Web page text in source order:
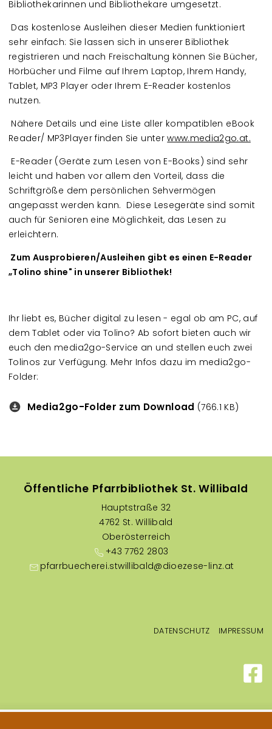
Bibliothekarinnen und Bibliothekare umgesetzt.
Das kostenlose Ausleihen dieser Medien funktioniert
sehr einfach: Sie lassen sich in unserer Bibliothek
registrieren und nach Freischaltung können Sie Bücher,
Hörbücher und Filme auf Ihrem Laptop, Ihrem Handy,
Tablet, MP3 Player oder Ihrem E-Reader kostenlos
nutzen.
Nähere Details und eine Liste aller kompatiblen eBook
Reader/ MP3Player finden Sie unterwww.media2go.at.
E-Reader (Geräte zum Lesen von E-Books) sind sehr
leicht und haben vor allem den Vorteil, dass die
Schriftgröße dem persönlichen Sehvermögen
angepasst werden kann. Diese Lesegeräte sind somit
auch für Senioren eine Möglichkeit, das Lesen zu
erleichtern.
Zum Ausprobieren/Ausleihen gibt es einen E-Reader
„Tolino shine" in unserer Bibliothek!
Ihr liebt es, Bücher digital zu lesen - egal ob am PC, auf
dem Tablet oder via Tolino? Ab sofort bieten auch wir
euch den media2go-Service an und stellen euch zwei
Tolinos zur Verfügung. Mehr Infos dazu im media2go-
Folder:
Downloads
Media2go-Folder zum Download (766.1 KB)
Öffentliche Pfarrbibliothek St. Willibald
Hauptstraße 32
4762 St. Willibald
Oberösterreich
+43 7762 2803
pfarrbuecherei.stwillibald@dioezese-linz.at
DATENSCHUTZ IMPRESSUM